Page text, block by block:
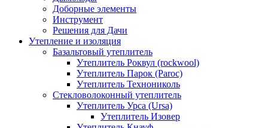
Доборные элементы
Инструмент
Решения для Дачи
Утепление и изоляция
Базальтовый утеплитель
Утеплитель Роквул (rockwool)
Утеплитель Парок (Paroc)
Утеплитель Технониколь
Стекловолоконный утеплитель
Утеплитель Урса (Ursa)
Утеплитель Изовер